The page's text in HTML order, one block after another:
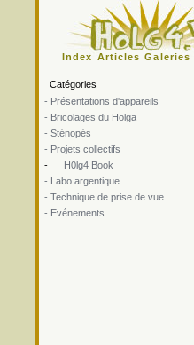
Index Articles Galeries
Catégories
- Présentations d'appareils
- Bricolages du Holga
- Sténopés
- Projets collectifs
-
H0lg4 Book
- Labo argentique
- Technique de prise de vue
- Evénements